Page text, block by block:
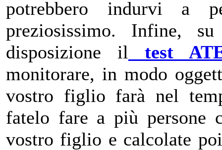
potrebbero indurvi a
preziosissimo. Infine,
disposizione il test
monitorare, in modo
vostro figlio farà nel
fatelo fare a più persone
vostro figlio e calcolate